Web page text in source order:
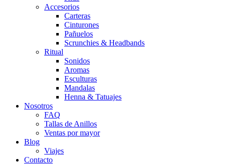
Accesorios
Carteras
Cinturones
Pañuelos
Scrunchies & Headbands
Ritual
Sonidos
Aromas
Esculturas
Mandalas
Henna & Tatuajes
Nosotros
FAQ
Tallas de Anillos
Ventas por mayor
Blog
Viajes
Contacto